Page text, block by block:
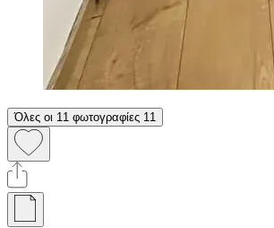
Όλες οι 11 φωτογραφίες 11